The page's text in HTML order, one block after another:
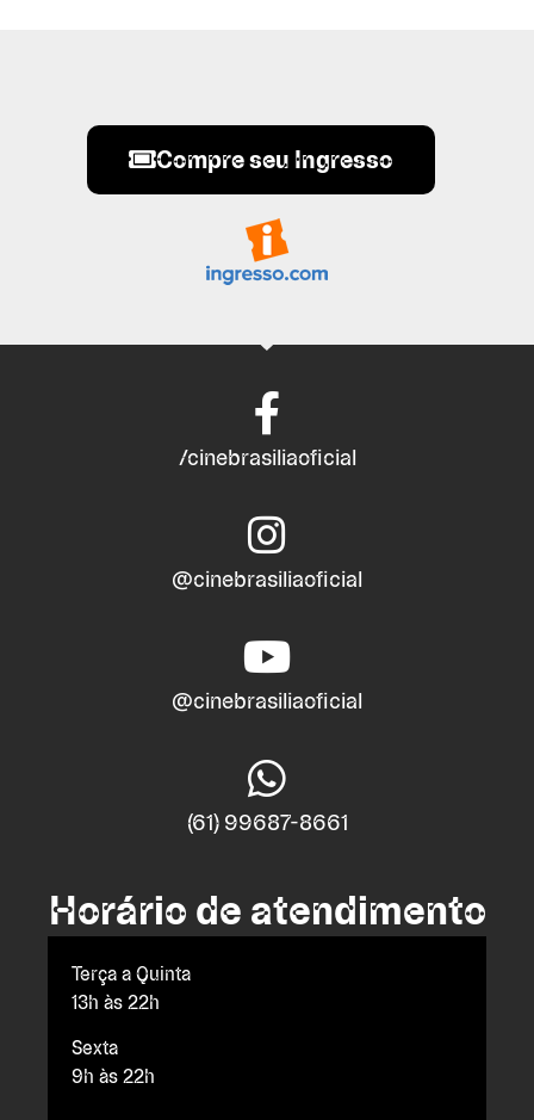
Compre seu Ingresso
/cinebrasiliaoficial
@cinebrasiliaoficial
@cinebrasiliaoficial
(61) 99687-8661
Horário de atendimento
Terça a Quinta
13h às 22h
Sexta
9h às 22h